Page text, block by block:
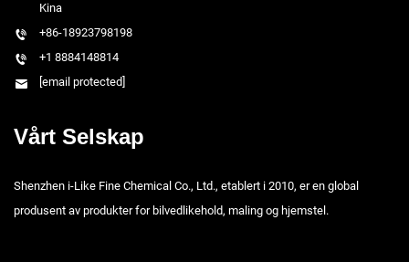
Kina
+86-18923798198
+1 8884148814
[email protected]
Vårt Selskap
Shenzhen i-Like Fine Chemical Co., Ltd., etablert i 2010, er en global
produsent av produkter for bilvedlikehold, maling og hjemstel.